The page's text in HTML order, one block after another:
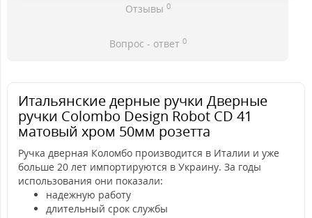
Отзывы 0
Вопрос - ответ 0
Итальянские дерные ручки Дверные
ручки Colombo Design Robot CD 41
матовый хром 50мм розетта
Ручка дверная Коломбо производится в Италии и уже
больше 20 лет импортируются в Украину. За годы
использования они показали:
надежную работу
длительный срок службы